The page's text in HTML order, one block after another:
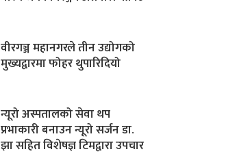
वीरगञ्ज महानगरले तीन उद्योगको
मुख्यद्वारमा फोहर थुपारिदियो
न्यूरो अस्पतालको सेवा थप
प्रभाकारी बनाउन न्यूरो सर्जन डा.
झा सहित विशेषज्ञ टिमद्वारा उपचार